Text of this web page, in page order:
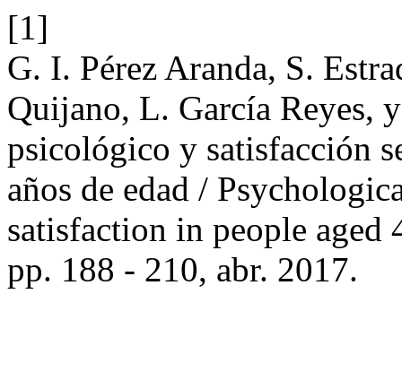
[1]
G. I. Pérez Aranda, S.
Quijano, L. García Reyes,
psicológico y satisfacción
años de edad /
satisfaction in people
pp. 188 - 210, abr. 2017.